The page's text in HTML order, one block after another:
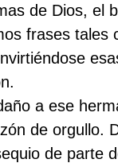
de Dios, el
frases tales
a ese
de orgullo.
de parte